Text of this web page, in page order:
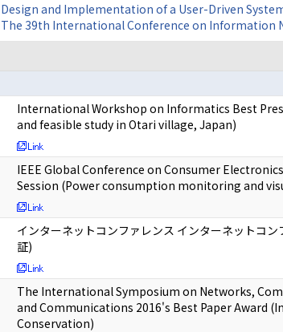
Design and Implementation of a User-Driven
The 39th International Conference on Information
International Workshop on Informatics Best
and feasible study in Otari village, Japan)
IEEE Global Conference on Consumer
Session (Power consumption monitoring and
インターネットコンファレンス インターネットコ
証)
The International Symposium on Networks,
and Communications 2016's Best Paper Award
Conservation)